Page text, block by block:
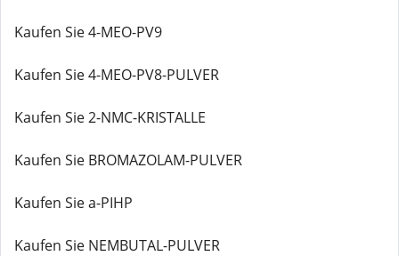
Kaufen Sie 4-MEO-PV9
Kaufen Sie 4-MEO-PV8-PULVER
Kaufen Sie 2-NMC-KRISTALLE
Kaufen Sie BROMAZOLAM-PULVER
Kaufen Sie a-PIHP
Kaufen Sie NEMBUTAL-PULVER